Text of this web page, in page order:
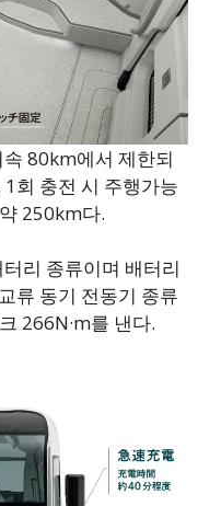
80km에서 제한되
회 충전 시 주행가능
250km다.
리 종류이며 배터리
류 동기 전동기 종류
266N·m를 낸다.